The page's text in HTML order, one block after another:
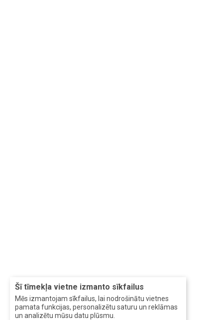
Šī tīmekļa vietne izmanto sīkfailus
Mēs izmantojam sīkfailus, lai nodrošinātu vietnes
pamata funkcijas, personalizētu saturu un reklāmas
un analizētu mūsu datu plūsmu.